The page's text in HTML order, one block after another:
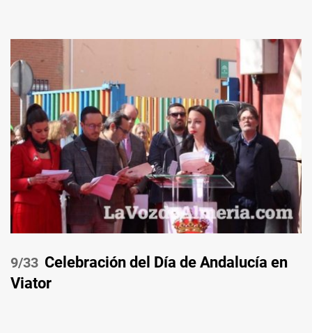
/33 Celebración del Día de Andalucía en
Viator